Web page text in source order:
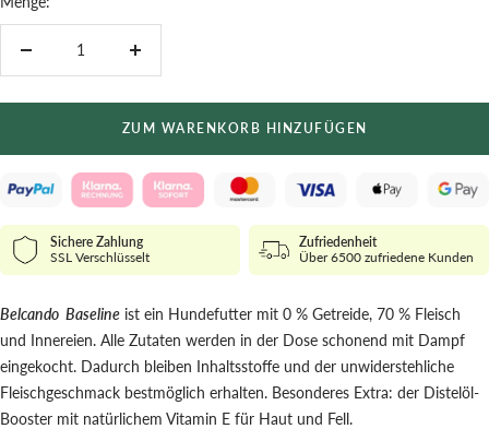
Menge
ZUM WARENKORB HINZUFÜGEN
Sichere Zahlung
SSL Verschlüsselt
Zufriedenheit
Über 6500 zufriedene Kunden
Belcando Baseline ist ein Hundefutter mit 0 % Getreide, 70 % Fleisch
und Innereien. Alle Zutaten werden in der Dose schonend mit Dampf
eingekocht. Dadurch bleiben Inhaltsstoffe und der unwiderstehliche
Fleischgeschmack bestmöglich erhalten. Besonderes Extra: der Distelöl-
Booster mit natürlichem Vitamin E für Haut und Fell.